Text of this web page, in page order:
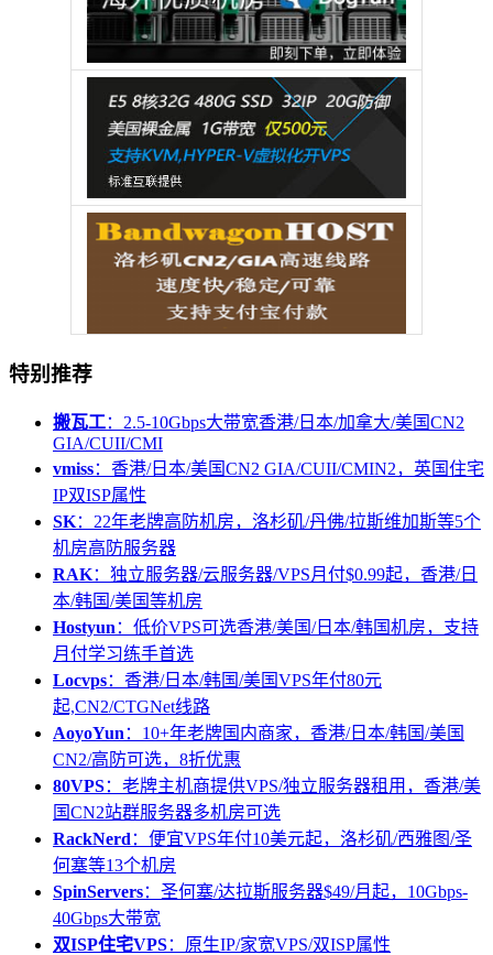
特别推荐
搬瓦工：2.5-10Gbps大带宽香港/日本/加拿大/美国CN2
GIA/CUII/CMI
vmiss：香港/日本/美国CN2 GIA/CUII/CMIN2，英国住宅
IP双ISP属性
SK：22年老牌高防机房，洛杉矶/丹佛/拉斯维加斯等5个
机房高防服务器
RAK：独立服务器/云服务器/VPS月付$0.99起，香港/日
本/韩国/美国等机房
Hostyun ：低价VPS可选香港/美国/日本/韩国机房，支持
月付学习练手首选
Locvps：香港/日本/韩国/美国VPS年付80元
起,CN2/CTGNet线路
AoyoYun ：10+年老牌国内商家，香港/日本/韩国/美国
CN2/高防可选，8折优惠
80VPS：老牌主机商提供VPS/独立服务器租用，香港/美
国CN2站群服务器多机房可选
RackNerd ：便宜VPS年付10美元起，洛杉矶/西雅图/圣
何塞等13个机房
SpinServers：圣何塞/达拉斯服务器$49/月起，10Gbps-
40Gbps大带宽
双ISP住宅VPS：原生IP/家宽VPS/双ISP属性